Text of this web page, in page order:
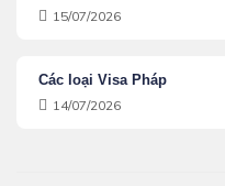
15/07/2026
Các loại Visa Pháp
14/07/2026